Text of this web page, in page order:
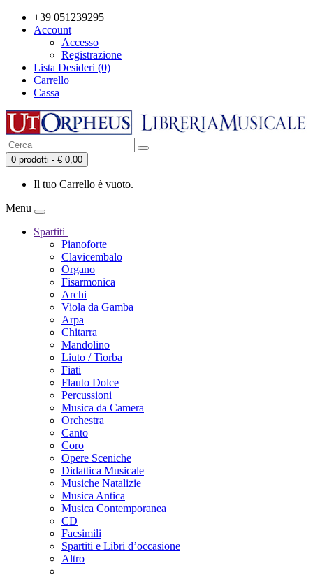
+39 051239295
Account
Accesso
Registrazione
Lista Desideri (0)
Carrello
Cassa
0 prodotti - € 0,00
Il tuo Carrello è vuoto.
Menu
Spartiti
Pianoforte
Clavicembalo
Organo
Fisarmonica
Archi
Viola da Gamba
Arpa
Chitarra
Mandolino
Liuto / Tiorba
Fiati
Flauto Dolce
Percussioni
Musica da Camera
Orchestra
Canto
Coro
Opere Sceniche
Didattica Musicale
Musiche Natalizie
Musica Antica
Musica Contemporanea
CD
Facsimili
Spartiti e Libri d’occasione
Altro